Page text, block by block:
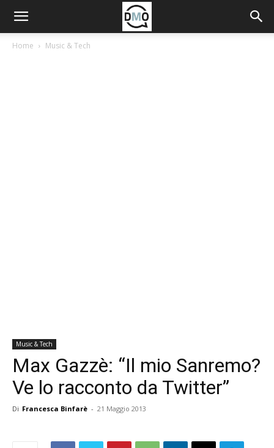
Home Music & Tech
Music & Tech
Max Gazzè: “Il mio Sanremo?
Ve lo racconto da Twitter”
Di Francesca Binfarè - 21 Maggio 2013